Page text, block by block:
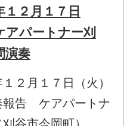
１２月１７日
アパートナー刈
奏
２月１７日（火）
報告 ケアパートナ